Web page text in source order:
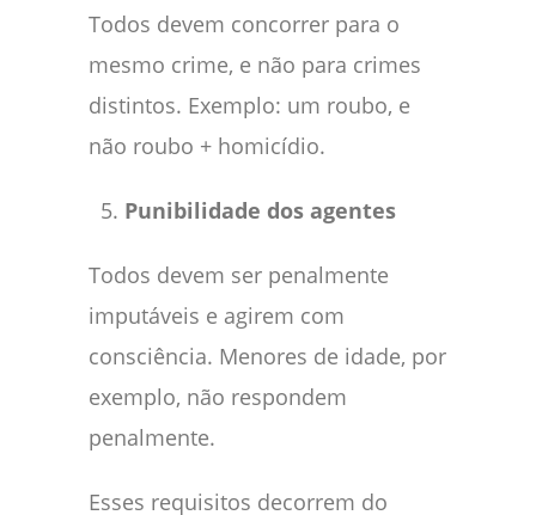
Todos devem concorrer para o
mesmo crime, e não para crimes
distintos. Exemplo: um roubo, e
não roubo + homicídio.
Punibilidade dos agentes
Todos devem ser penalmente
imputáveis e agirem com
consciência. Menores de idade, por
exemplo, não respondem
penalmente.
Esses requisitos decorrem do